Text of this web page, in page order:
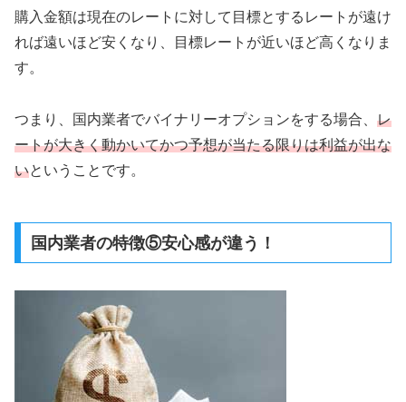
購入金額は現在のレートに対して目標とするレートが遠け
れば遠いほど安くなり、目標レートが近いほど高くなりま
す。
つまり、国内業者でバイナリーオプションをする場合、 レ
ートが大きく動かいてかつ予想が当たる限りは利益が出な
いということです。
国内業者の特徴⑤安心感が違う！